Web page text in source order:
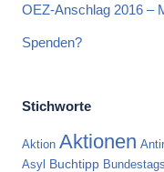
OEZ-Anschlag 2016 –
Spenden?
Stichworte
Aktion Aktionen
Asyl Buchtipp